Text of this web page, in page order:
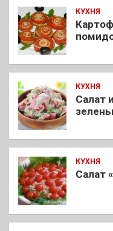
КУХНЯ
КУХНЯ
Салат
КУХНЯ
Салат